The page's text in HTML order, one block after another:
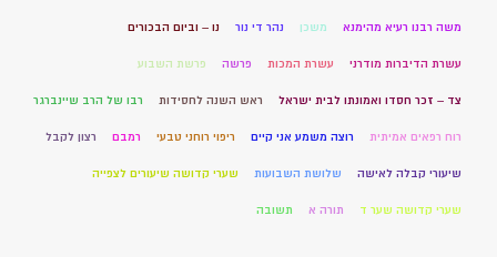
משה רבנו רעיא מהימנא משכן נהר די נור נו – וביום הבכורים
עשרת הדיברות מודרני עשרת המכות פרשה פרשת השבוע
צד – זכר חסדו ואמונתו לבית ישראל ראש השנה לחסידות רבו של הרב שיינברגר
רוח רפאים אמיתית רוצה משמע אני קיים ריפוי רוחני טבעי רמבם רצון לקבל
שיעורי קבלה לאישה שלושת השבועות שערי קדושה שיעורים לצפייה
שערי קדושה שער ד תורה א תשובה